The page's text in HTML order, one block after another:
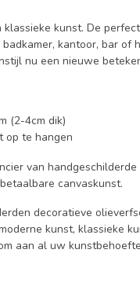
kunst. De
kantoor, bar
nu een nieuwe
(2-4cm dik)
op te hangen
van
canvaskunst.
decoratieve
kunst, klassieke
aan al uw